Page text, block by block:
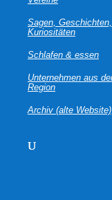
Sagen, Geschichten,
Kuriositäten
Schlafen & essen
Unternehmen aus
Region
Archiv (alte Website)